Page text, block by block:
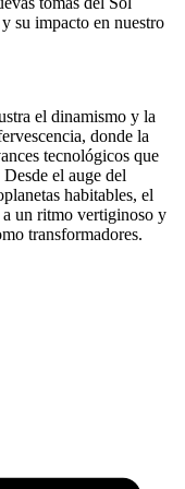
su impacto en nuestro
el dinamismo y la
donde la
tecnológicos que
el auge del
habitables, el
a un ritmo vertiginoso y
transformadores.